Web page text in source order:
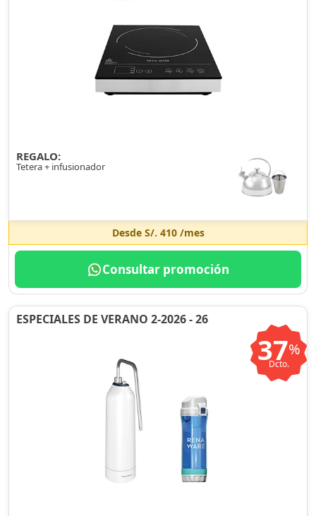
REGALO:
Tetera + infusionador
Desde S/. 410/mes
Consultar promoción
ESPECIALES DE VERANO 2-2026 - 26
37%
Dcto.